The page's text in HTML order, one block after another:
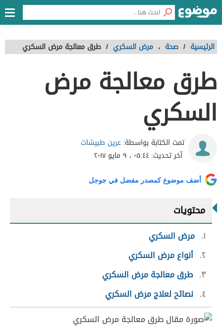
الرئيسية / صحة ، مرض السكري / طرق معالجة مرض السكري
طرق معالجة مرض
السكري
تمت الكتابة بواسطة:عرين طبيشات
آخر تحديث:٠٥:٤٤ ، ٩ مايو ٢٠١٧
أضف موضوع كمصدر مفضل في جوجل
محتويات
١ مرض السكري
٢ أنواع مرض السكري
٣ طرق معالجة مرض السكري
٤ نصائح لعلاج مرض السكري